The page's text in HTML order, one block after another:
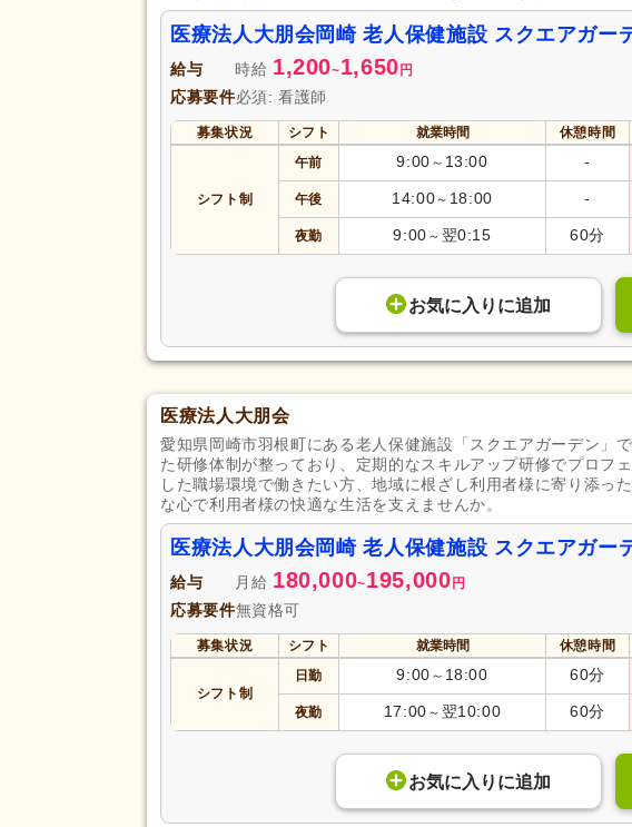
医療法人大朋会岡崎 老人保健施設 スクエアガー
給与 時給 1,200~1,650 円
応募要件必須: 看護師
募集状況 シフト 就業時間 休憩時間
シフト制
午前 9:00 ～ 13:00 -
午後 14:00～ 18:00 -
夜勤 9:00 ～ 翌0:15 60分
お気に入り に追加
医療法人大朋会
愛知県岡崎市羽根町にある老人保健施設「スクエアガーデン」
た研修体制が整っており、定期的なスキルアップ研修でプロフ
した職場環境で働きたい方、地域に根ざし利用者様に寄り添っ
な心で利用者様の快適な生活を支えませんか。
医療法人大朋会岡崎 老人保健施設 スクエアガー
給与 月給 180,000~195,000 円
応募要件無資格可
募集状況 シフト 就業時間 休憩時間
シフト制
日勤 9:00 ～ 18:00 60分
夜勤 17:00 ～ 翌10:00 60分
お気に入り に追加